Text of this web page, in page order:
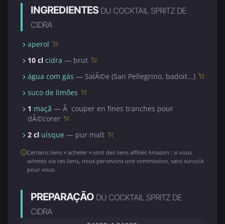
INGREDIENTES DU COCKTAIL SPRITZ DE
CIDRA
aperol
10 cl cidra — brut
água com gás — SalÃ©e (San Pellegrino, badoit...)
suco de limões
1 maçã — Ã couper en fines tranches pour
dÃ©corer
2 cl uísque — pur malt
Certains liens « acheter » sont des liens affiliés Amazon : si vous
achetez via ces liens, nous percevons une commission, sans surcoût
pour vous.
PREPARAÇÃO DU COCKTAIL SPRITZ DE
CIDRA